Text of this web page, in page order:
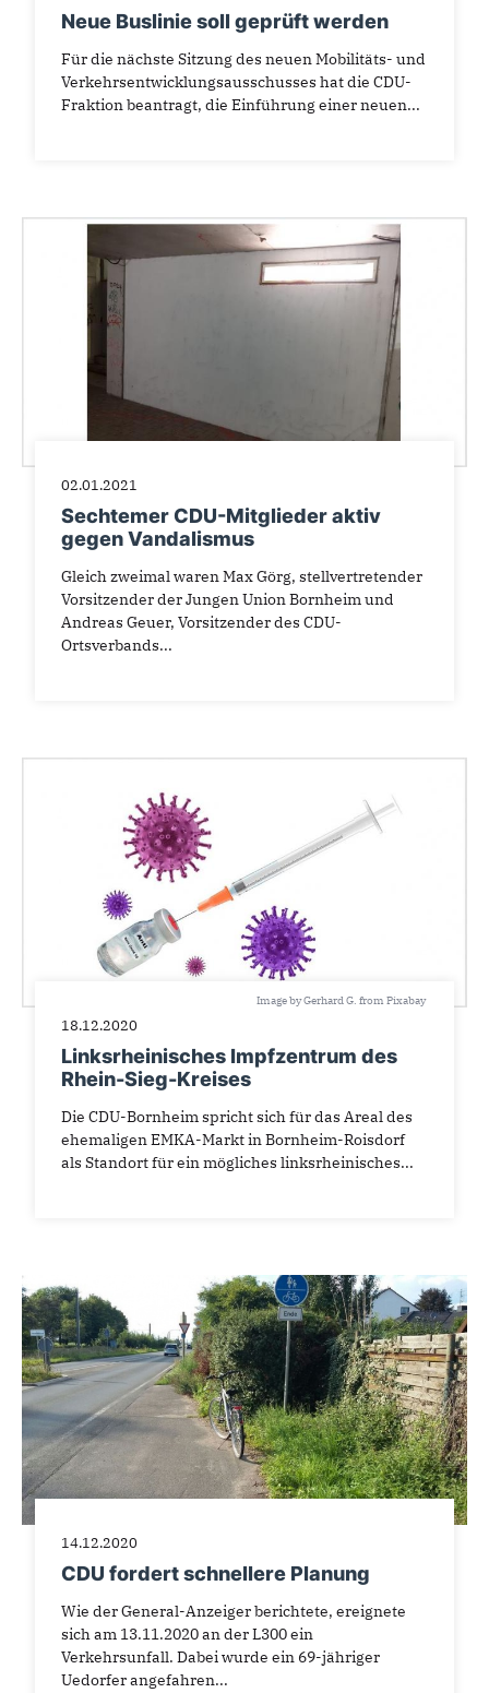
Neue Buslinie soll geprüft werden
Für die nächste Sitzung des neuen Mobilitäts- und
Verkehrsentwicklungsausschusses hat die CDU-
Fraktion beantragt, die Einführung einer neuen...
02.01.2021
Sechtemer CDU-Mitglieder aktiv
gegen Vandalismus
Gleich zweimal waren Max Görg, stellvertretender
Vorsitzender der Jungen Union Bornheim und
Andreas Geuer, Vorsitzender des CDU-
Ortsverbands...
Image by Gerhard G. from Pixabay
18.12.2020
Linksrheinisches Impfzentrum des
Rhein-Sieg-Kreises
Die CDU-Bornheim spricht sich für das Areal des
ehemaligen EMKA-Markt in Bornheim-Roisdorf
als Standort für ein mögliches linksrheinisches...
14.12.2020
CDU fordert schnellere Planung
Wie der General-Anzeiger berichtete, ereignete
sich am 13.11.2020 an der L300 ein
Verkehrsunfall. Dabei wurde ein 69-jähriger
Uedorfer angefahren...